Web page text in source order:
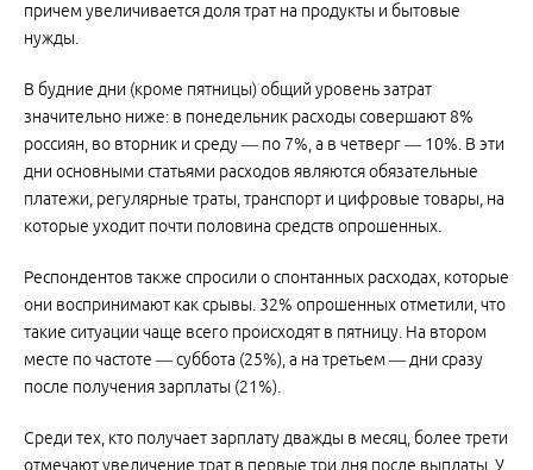
причем увеличивается доля трат на продукты и бытовые
нужды.
В будние дни (кроме пятницы) общий уровень затрат
значительно ниже: в понедельник расходы совершают 8%
россиян, во вторник и среду — по 7%, а в четверг — 10%. В эти
дни основными статьями расходов являются обязательные
платежи, регулярные траты, транспорт и цифровые товары, на
которые уходит почти половина средств опрошенных.
Респондентов также спросили о спонтанных расходах, которые
они воспринимают как срывы. 32% опрошенных отметили, что
такие ситуации чаще всего происходят в пятницу. На втором
месте по частоте — суббота (25%), а на третьем — дни сразу
после получения зарплаты (21%).
Среди тех, кто получает зарплату дважды в месяц, более трети
отмечают увеличение трат в первые три дня после выплаты. У